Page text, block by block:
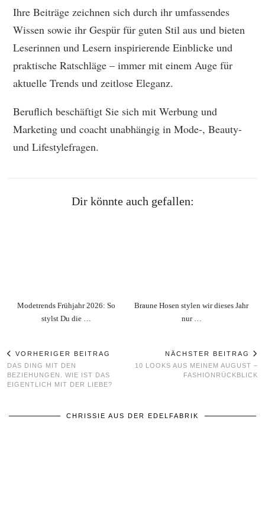
Ihre Beiträge zeichnen sich durch ihr umfassendes
Wissen sowie ihr Gespür für guten Stil aus und bieten
Leserinnen und Lesern inspirierende Einblicke und
praktische Ratschläge – immer mit einem Auge für
aktuelle Trends und zeitlose Eleganz.
Beruflich beschäftigt Sie sich mit Werbung und
Marketing und coacht unabhängig in Mode-, Beauty-
und Lifestylefragen.
Dir könnte auch gefallen:
Modetrends Frühjahr 2026: So
stylst Du die …
Braune Hosen stylen wir dieses Jahr
nur …
VORHERIGER BEITRAG
DAS DING MIT DEN
BEZIEHUNGEN. WIE IST DAS
EIGENTLICH MIT DER LIEBE?
NÄCHSTER BEITRAG
10 LOOKS AUS MEINEM AUGUST –
FASHIONRÜCKBLICK
CHRISSIE AUS DER EDELFABRIK